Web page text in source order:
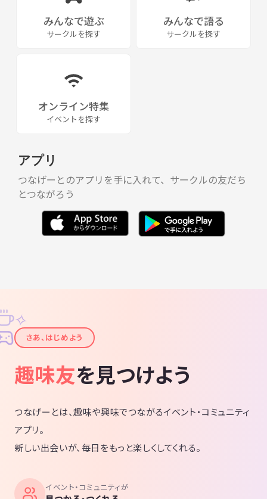
みんなで遊ぶ
サークルを探す
みんなで語る
サークルを探す
オンライン特集
イベントを探す
アプリ
つなげーとのアプリを手に入れて、サークルの友だち
とつながろう
✦
✧
さあ、はじめよう
趣味友を見つけよう
つなげーとは、趣味や興味でつながるイベント・コミュニティ
アプリ。
新しい出会いが、毎日をもっと楽しくしてくれる。
イベント・コミュニティが